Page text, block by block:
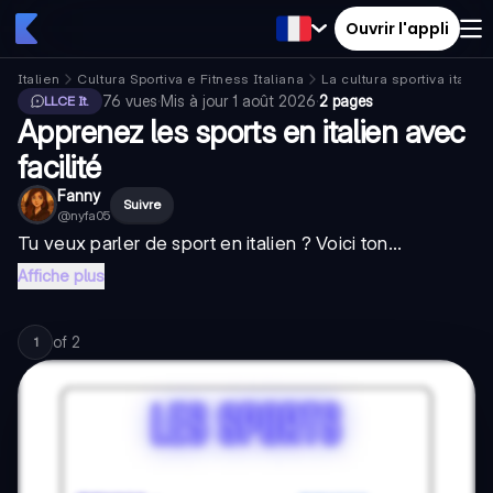
Ouvrir l'appli
Italien Cultura Sportiva e Fitness Italiana
La cultura sportiva
LLCE It.
76 vues·Mis à jour1 août 2026·2 pages
Apprenez les sports en italien avec
facilité
Fanny
@nyfa05
Suivre
Tu veux parler de sport en italien ? Voici ton...
Affiche plus
1 of 2